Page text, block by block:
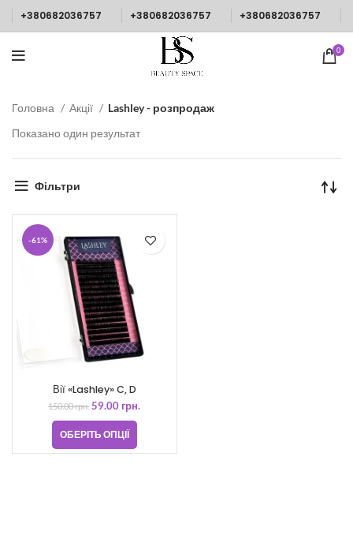
+380682036757 +380682036757 +380682036757
0
Головна Акції
Lashley - розпродаж
Показано один результат
Фільтри
-61%
Вії «Lashley» C, D
150.00грн. 59.00 грн.
ОБЕРІТЬ ОПЦІЇ